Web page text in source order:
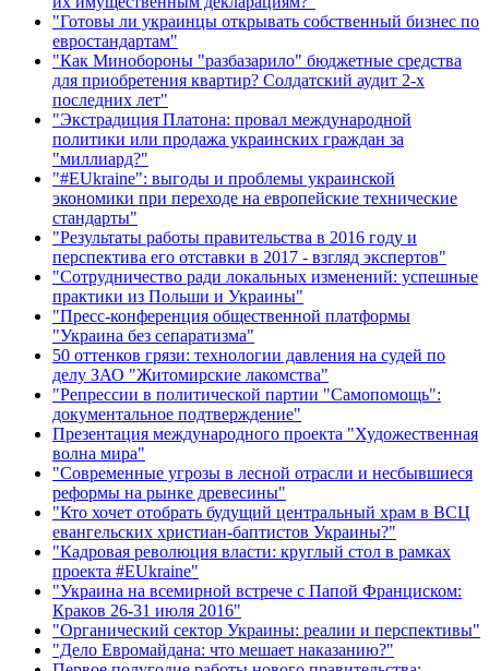
"Готовы ли украинцы открывать собственный бизнес по
евростандартам"
"Как Минобороны "разбазарило" бюджетные средства
для приобретения квартир? Солдатский аудит 2-х
последних лет"
"Экстрадиция Платона: провал международной
политики или продажа украинских граждан за
"миллиард?"
"#EUkraine": выгоды и проблемы украинской
экономики при переходе на европейские технические
стандарты"
"Результаты работы правительства в 2016 году и
перспектива его отставки в 2017 - взгляд экспертов"
"Сотрудничество ради локальных изменений: успешные
практики из Польши и Украины"
"Пресс-конференция общественной платформы
"Украина без сепаратизма"
50 оттенков грязи: технологии давления на судей по
делу ЗАО "Житомирские лакомства"
"Репрессии в политической партии "Самопомощь":
документальное подтверждение"
Презентация международного проекта "Художественная
волна мира"
"Современные угрозы в лесной отрасли и несбывшиеся
реформы на рынке древесины"
"Кто хочет отобрать будущий центральный храм в ВСЦ
евангельских христиан-баптистов Украины?"
"Кадровая революция власти: круглый стол в рамках
проекта #EUkraine"
"Украина на всемирной встрече с Папой Франциском:
Краков 26-31 июля 2016"
"Органический сектор Украины: реалии и перспективы"
"Дело Евромайдана: что мешает наказанию?"